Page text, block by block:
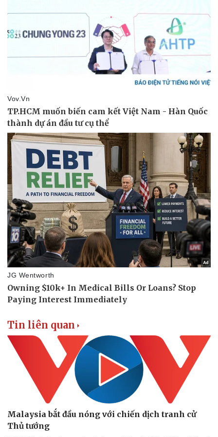
Thông tin doanh nghiệp
Công nghệ
Sành điệu
Trải nghiệm
Tin liên quan
Malaysia bắt đầu nóng với chiến dịch tranh cử
Thủ tướng